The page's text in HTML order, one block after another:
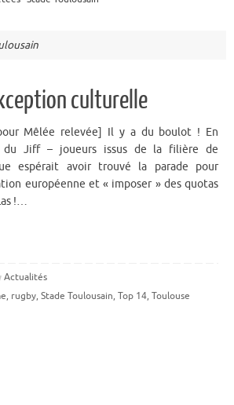
culturelle
Mêlée relevée] Il y a du boulot ! En
du Jiff – joueurs issus de la filière de
espérait avoir trouvé la parade pour
européenne et « imposer » des quotas
!…
Actualités
, rugby, Stade Toulousain, Top 14, Toulouse